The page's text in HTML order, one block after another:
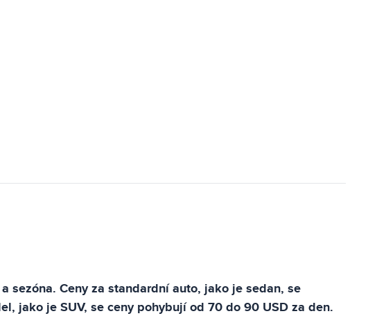
sezóna. Ceny za standardní auto, jako je sedan, se
jako je SUV, se ceny pohybují od 70 do 90 USD za den.